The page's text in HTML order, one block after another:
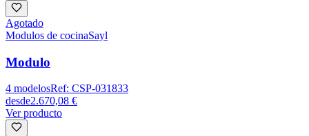
Agotado
Modulos de cocinaSayl
Modulo
4 modelosRef: CSP-031833
desde2.670,08 €
Ver producto